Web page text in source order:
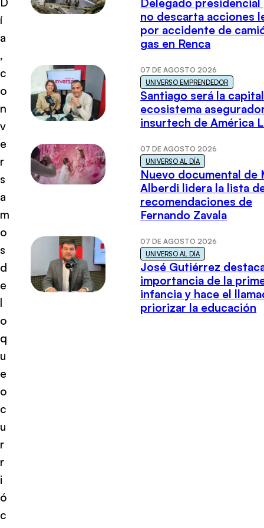
í
a
,
c
o
n
v
e
r
s
a
m
o
s
d
e
l
o
q
u
e
o
c
u
r
r
i
ó
c
Delegado presidencial
no descarta acciones
por accidente de
gas en Renca
07 DE AGOSTO 2026
UNIVERSO EMPRENDEDOR
Santiago será la
ecosistema
insurtech de América
07 DE AGOSTO 2026
UNIVERSO AL DÍA
Nuevo documental de
Alberdi lidera la lista
recomendaciones de
Fernando Zavala
07 DE AGOSTO 2026
UNIVERSO AL DÍA
José Gutiérrez
importancia de la
infancia y hace el
priorizar la educación